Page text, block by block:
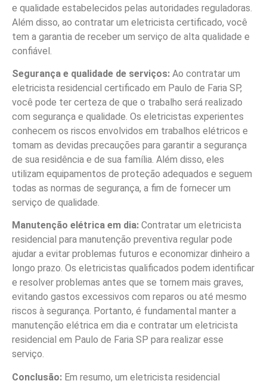
e qualidade estabelecidos pelas autoridades reguladoras.
Além disso, ao contratar um eletricista certificado, você
tem a garantia de receber um serviço de alta qualidade e
confiável.
Segurança e qualidade de serviços: Ao contratar um
eletricista residencial certificado em Paulo de Faria SP,
você pode ter certeza de que o trabalho será realizado
com segurança e qualidade. Os eletricistas experientes
conhecem os riscos envolvidos em trabalhos elétricos e
tomam as devidas precauções para garantir a segurança
de sua residência e de sua família. Além disso, eles
utilizam equipamentos de proteção adequados e seguem
todas as normas de segurança, a fim de fornecer um
serviço de qualidade.
Manutenção elétrica em dia: Contratar um eletricista
residencial para manutenção preventiva regular pode
ajudar a evitar problemas futuros e economizar dinheiro a
longo prazo. Os eletricistas qualificados podem identificar
e resolver problemas antes que se tornem mais graves,
evitando gastos excessivos com reparos ou até mesmo
riscos à segurança. Portanto, é fundamental manter a
manutenção elétrica em dia e contratar um eletricista
residencial em Paulo de Faria SP para realizar esse
serviço.
Conclusão: Em resumo, um eletricista residencial